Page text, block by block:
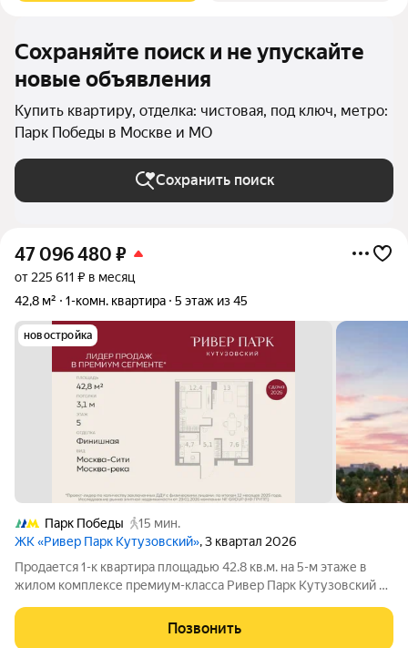
Сохраняйте поиск и не упускайте
новые объявления
Купить квартиру, отделка: чистовая, под ключ, метро:
Парк Победы в Москве и МО
Сохранить поиск
47 096 480 ₽
от 225 611 ₽ в месяц
42,8 м²
1-комн. квартира 5 этаж из 45
новостройка
Парк Победы
15 мин.
ЖК «Ривер Парк Кутузовский», 3 квартал 2026
Продается 1-к квартира площадью 42.8 кв.м. на 5-м этаже в
жилом комплексе премиум-класса Ривер Парк Кутузовский в
Кутузовский строится в одном из самых престижных районов
столицы Дорогомилово, на
Позвонить